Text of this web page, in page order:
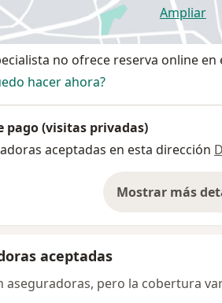
Ampliar
se
no ofrece reserva online en
hacer ahora?
pago (visitas privadas)
aceptadas en esta dirección
Mostrar mássobre
aceptadas
aseguradoras, pero la cobertura